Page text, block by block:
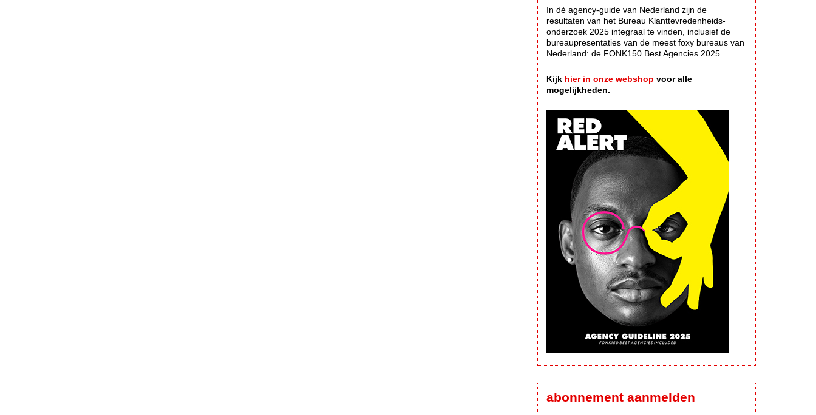
In dè agency-guide van Nederland zijn de
resultaten van het Bureau Klanttevredenheids-
onderzoek 2025 integraal te vinden, inclusief de
bureaupresentaties van de meest foxy bureaus van
Nederland: de FONK150 Best Agencies 2025.
Kijk hier in onze webshop voor alle
mogelijkheden.
abonnement aanmelden